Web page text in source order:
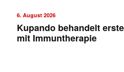
6. August 2026
Kupando behandelt
mit Immuntherapie